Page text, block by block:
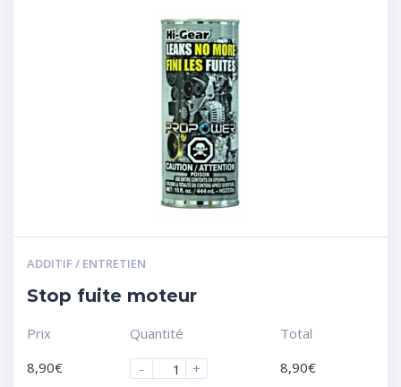
ADDITIF / ENTRETIEN
Stop fuite moteur
Prix
8,90€
Quantité
-
+
Total
8,90€